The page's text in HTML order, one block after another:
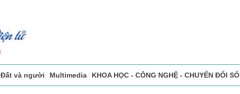
Đất và người Multimedia KHOA HỌC - CÔNG NGHỆ - CHUYỂN ĐỔI SỐ